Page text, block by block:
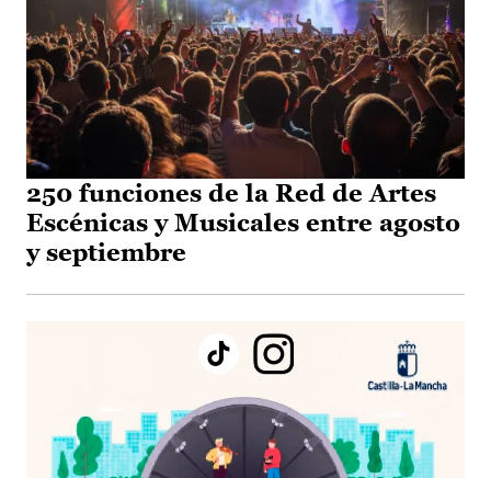
250 funciones de la Red de Artes
Escénicas y Musicales entre agosto
y septiembre